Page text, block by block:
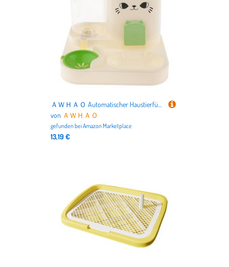
ＡＷＨＡＯ Automatischer Haustierfütterer mit 45° Futterauslass Und Überlaufschutz für Kleine Hunde Katzen Und Kleintiere, GrÜn
von ＡＷＨＡＯ
gefunden beiAmazon Marketplace
13,19 €